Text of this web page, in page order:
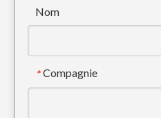
Nom
* Compagnie